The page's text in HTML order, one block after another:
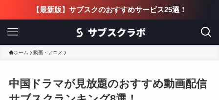
【最新版】サブスクのおすすめサービス25選！
ホーム 動画・アニメ
中国ドラマが見放題のおすすめ動画配信